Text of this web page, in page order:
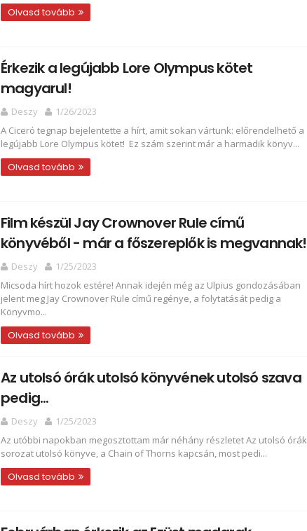
Olvasd tovább
Érkezik a legújabb Lore Olympus kötet
magyarul!
Deszy
1/26/2023
A Ciceró tegnap bejelentette a hírt, amit sokan vártunk: előrendelhető a
legújabb Lore Olympus kötet! Ez szám szerint már a harmadik könyv...
Olvasd tovább
Film készül Jay Crownover Rule című
könyvéből - már a főszereplők is megvannak!
Deszy
1/25/2023
Micsoda hírt hozok estére! Annak idején még az Ulpius gondozásában
jelent meg Jay Crownover Rule című regénye, a folytatását pedig a
Könyvmo...
Olvasd tovább
Az utolsó órák utolsó könyvének utolsó szava
pedig...
Deszy
1/25/2023
Az utóbbi napokban megosztottam már néhány részletet Az utolsó órák
sorozat utolsó könyve, a Chain of Thorns kapcsán, most pedi...
Olvasd tovább